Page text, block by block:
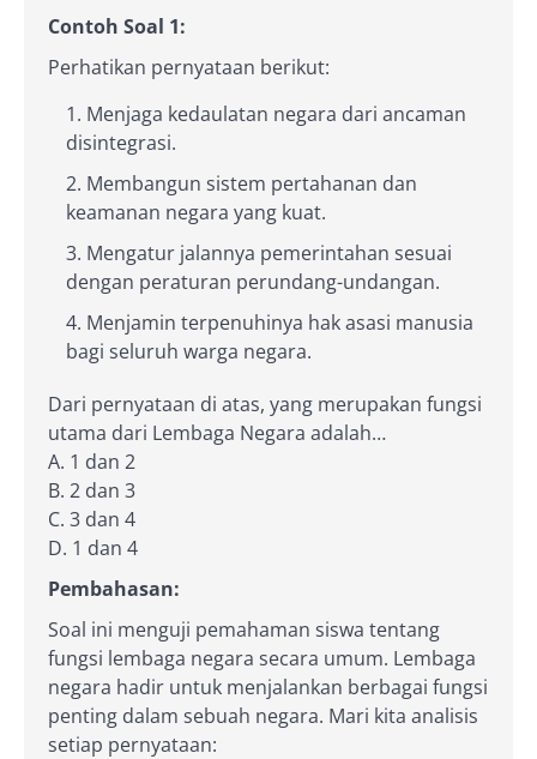
Contoh Soal 1:
Perhatikan pernyataan berikut:
Menjaga kedaulatan negara dari ancaman
disintegrasi.
Membangun sistem pertahanan dan
keamanan negara yang kuat.
Mengatur jalannya pemerintahan sesuai
dengan peraturan perundang-undangan.
Menjamin terpenuhinya hak asasi manusia
bagi seluruh warga negara.
Dari pernyataan di atas, yang merupakan fungsi
utama dari Lembaga Negara adalah…
A. 1 dan 2
B. 2 dan 3
C. 3 dan 4
D. 1 dan 4
Pembahasan:
Soal ini menguji pemahaman siswa tentang
fungsi lembaga negara secara umum. Lembaga
negara hadir untuk menjalankan berbagai fungsi
penting dalam sebuah negara. Mari kita analisis
setiap pernyataan: